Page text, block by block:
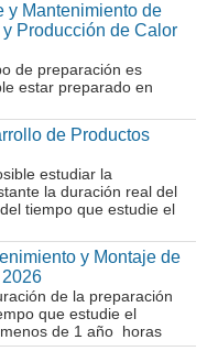
y Mantenimiento de
Producción de Calor
de preparación es
estar preparado en
de Productos
estudiar la
la duración real del
tiempo que estudie el
y Montaje de
de la preparación
que estudie el
de 1 año horas